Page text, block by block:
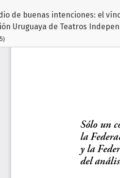
del artículo
de buenas intenciones: el
Uruguaya de Teatros